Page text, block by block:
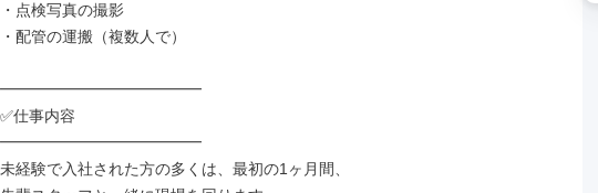
・点検写真の撮影
・配管の運搬（複数人で）
━━━━━━━━━━━━━
✅仕事内容
━━━━━━━━━━━━━
未経験で入社された方の多くは、最初の1ヶ月間、